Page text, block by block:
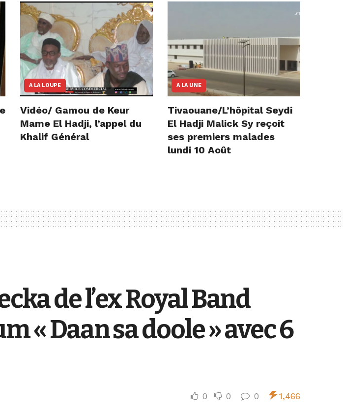
A LA LOUPE
Vidéo/ Gamou de Keur
Mame El Hadji, l’appel du
Khalif Général
A LA UNE
Tivaouane/L’hôpital Seydi
El Hadji Malick Sy reçoit
ses premiers malades
lundi 10 Août
de l’ex Royal Band
« Daan sa doole » avec 6
0 0 0 1,466